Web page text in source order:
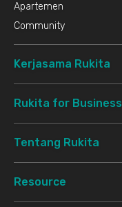
Apartemen
Community
Kerjasama Rukita
Rukita for Business
Tentang Rukita
Resource